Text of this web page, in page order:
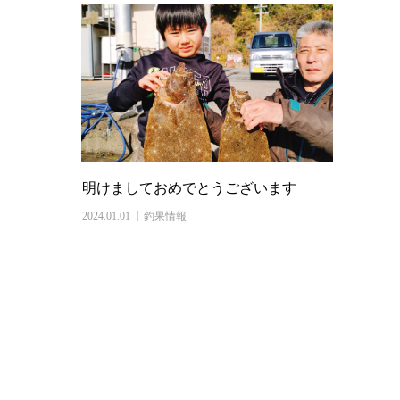
明けましておめでとうございます
2024.01.01 釣果情報